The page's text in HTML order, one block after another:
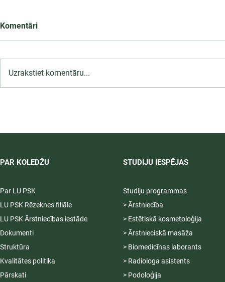
Komentāri
Uzrakstiet komentāru...
PAR KOLEDŽU
Par LU PSK
LU PSK Rēzeknes filiāle
LU PSK Ārstniecības iestāde
Dokumenti
Struktūra
Kvalitātes politika
Pārskati
STUDIJU IESPĒJAS
Studiju programmas
> Ārstniecība
> Estētiskā kosmetoloģija
> Ārstnieciskā masāža
> Biomedicīnas laborants
> Radiologa asistents
> Podoloģija